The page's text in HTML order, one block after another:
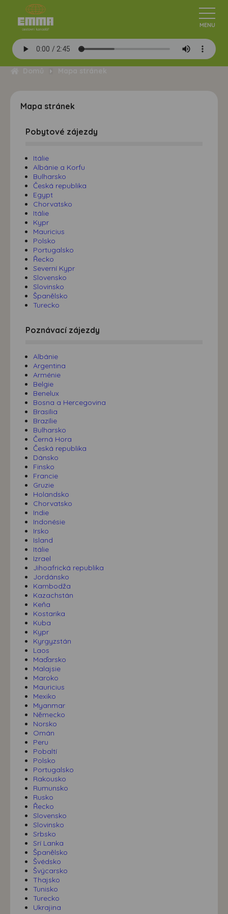
Mapa stránek
Pobytové zájezdy
Itálie
Albánie a Korfu
Bulharsko
Česká republika
Egypt
Chorvatsko
Itálie
Kypr
Mauricius
Polsko
Portugalsko
Řecko
Severní Kypr
Slovensko
Slovinsko
Španělsko
Turecko
Poznávací zájezdy
Albánie
Argentina
Arménie
Belgie
Benelux
Bosna a Hercegovina
Brasília
Brazílie
Bulharsko
Černá Hora
Česká republika
Dánsko
Finsko
Francie
Gruzie
Holandsko
Chorvatsko
Indie
Indonésie
Irsko
Island
Itálie
Izrael
Jihoafrická republika
Jordánsko
Kambodža
Kazachstán
Keňa
Kostarika
Kuba
Kypr
Kyrgyzstán
Laos
Maďarsko
Malajsie
Maroko
Mauricius
Mexiko
Myanmar
Německo
Norsko
Omán
Peru
Pobaltí
Polsko
Portugalsko
Rakousko
Rumunsko
Rusko
Řecko
Slovensko
Slovinsko
Srbsko
Srí Lanka
Španělsko
Švédsko
Švýcarsko
Thajsko
Tunisko
Turecko
Ukrajina